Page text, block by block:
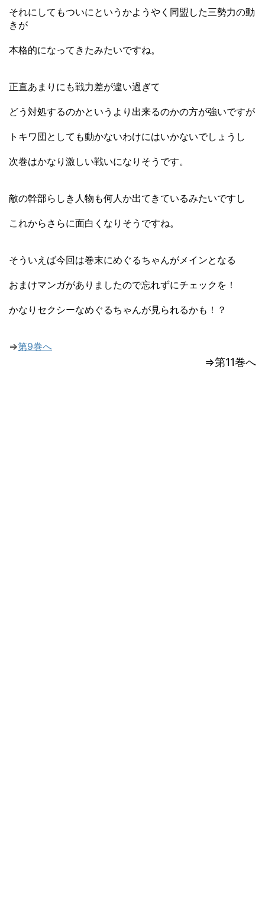
それにしてもついにというかようやく同盟した三勢力の動
きが
本格的になってきたみたいですね。
正直あまりにも戦力差が違い過ぎて
どう対処するのかというより出来るのかの方が強いですが
トキワ団としても動かないわけにはいかないでしょうし
次巻はかなり激しい戦いになりそうです。
敵の幹部らしき人物も何人か出てきているみたいですし
これからさらに面白くなりそうですね。
そういえば今回は巻末にめぐるちゃんがメインとなる
おまけマンガがありましたので忘れずにチェックを！
かなりセクシーなめぐるちゃんが見られるかも！？
⇒第9巻へ
⇒第11巻へ